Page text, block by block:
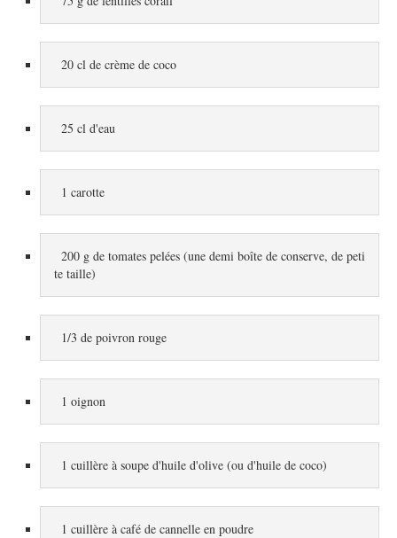
20 cl de crème de coco
25 cl d'eau
1 carotte
200 g de tomates pelées (une demi boîte de conserve, de peti
te taille)
1/3 de poivron rouge
1 oignon
1 cuillère à soupe d'huile d'olive (ou d'huile de coco)
1 cuillère à café de cannelle en poudre